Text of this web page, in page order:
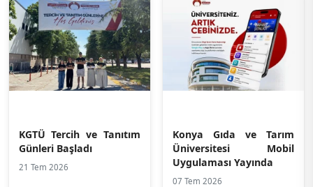
KGTÜ Tercih ve Tanıtım
Günleri Başladı
21 Tem 2026
Konya Gıda ve Tarım
Üniversitesi Mobil
Uygulaması Yayında
07 Tem 2026